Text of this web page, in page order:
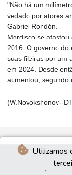
Utilizamos
"Não há um
vedado por atores
Gabriel Rondón.
Mordisco se afastou
2016. O governo do
suas fileiras por um
em 2024. Desde
aumentou, segundo
(W.Novokshonov--